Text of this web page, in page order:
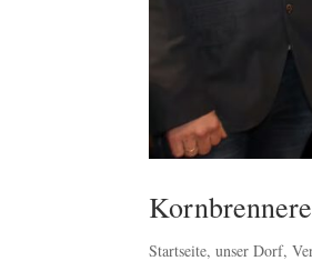
Startseite,unser Dorf,